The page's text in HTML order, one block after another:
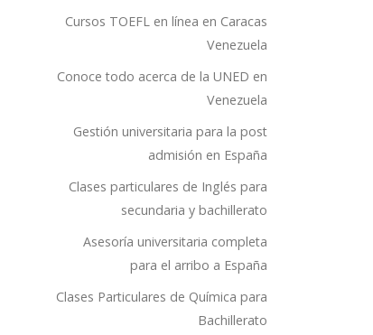
Cursos TOEFL en línea en Caracas
Venezuela
Conoce todo acerca de la UNED en
Venezuela
Gestión universitaria para la post
admisión en España
Clases particulares de Inglés para
secundaria y bachillerato
Asesoría universitaria completa
para el arribo a España
Clases Particulares de Química para
Bachillerato